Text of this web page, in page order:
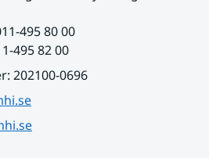
495 80 00
495 82 00
202100-0696